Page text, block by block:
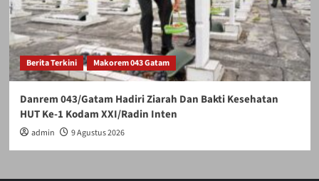
Berita Terkini Makorem 043 Gatam
Danrem 043/Gatam Hadiri Ziarah Dan Bakti Kesehatan
HUT Ke-1 Kodam XXI/Radin Inten
admin 9 Agustus 2026